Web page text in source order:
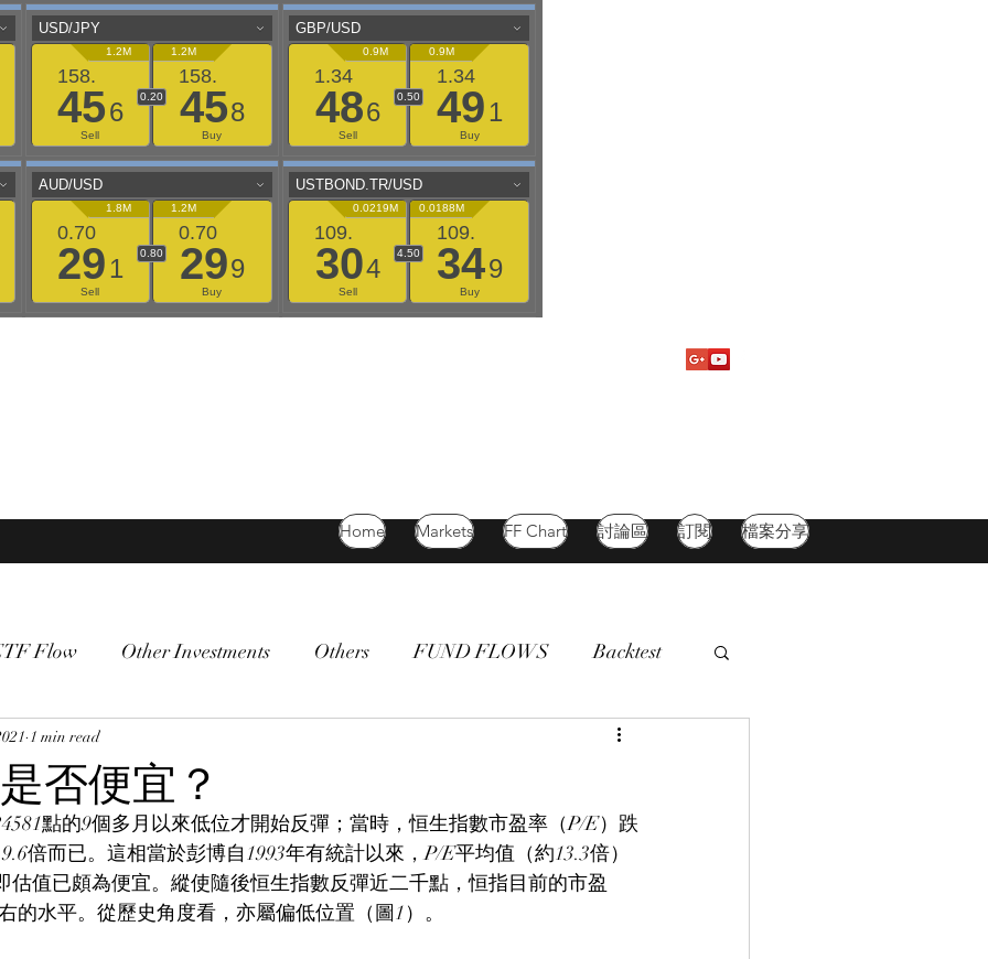
Home Markets FF Chart 討論區 訂閱 檔案分享
Flow Other Investments Others FUND FLOWS Backtest
bitcoin Oil
否便宜？
1 min read
點的9個多月以來低位才開始反彈；當時，恒生指數市盈率（P/E）跌
倍而已。這相當於彭博自1993年有統計以來，P/E平均值（約13.3倍）
估值已頗為便宜。縱使隨後恒生指數反彈近二千點，恒指目前的市盈
的水平。從歷史角度看，亦屬偏低位置（圖1）。